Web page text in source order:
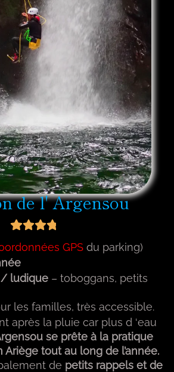
de l' Argensou
GPS du parking)
/ ludique – toboggans, petits
les familles, très accessible.
après la pluie car plus d ‘eau
se prête à la pratique
tout au long de l’année.
de petits rappels et de